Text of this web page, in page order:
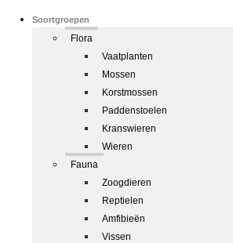
Soortgroepen
Flora
Vaatplanten
Mossen
Korstmossen
Paddenstoelen
Kranswieren
Wieren
Fauna
Zoogdieren
Reptielen
Amfibieën
Vissen